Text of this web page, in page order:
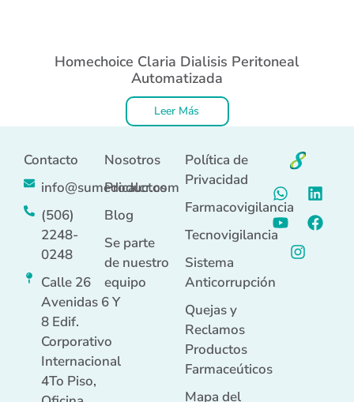
Homechoice Claria Dialisis Peritoneal
Automatizada
Leer Más
Contacto
info@sumedicalcr.com
(506)
2248-
0248
Calle 26
Avenidas 6 Y
8 Edif.
Corporativo
Internacional
4To Piso,
Nosotros
Productos
Blog
Se parte
de nuestro
equipo
Política de
Privacidad
Farmacovigilancia
Tecnovigilancia
Sistema
Anticorrupción
Quejas y
Reclamos
Productos
Farmaceúticos
Mapa del